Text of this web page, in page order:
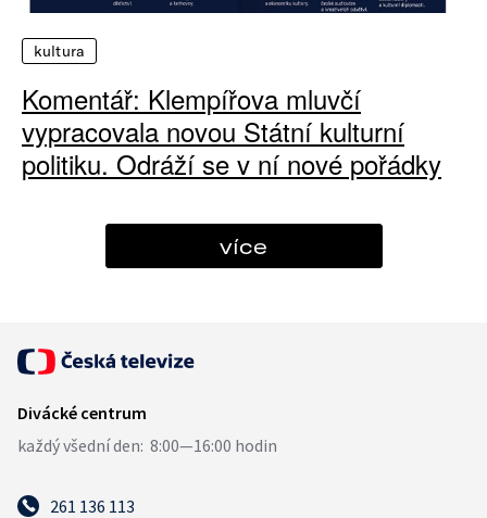
kultura
Komentář: Klempířova mluvčí
vypracovala novou Státní kulturní
politiku. Odráží se v ní nové pořádky
více
261 136 113